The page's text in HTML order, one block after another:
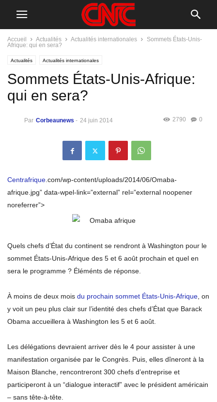
Accueil Actualités Actualités internationales
Sommets États-Unis-
Afrique: qui en sera?
Actualités Actualités internationales
Sommets États-Unis-Afrique:
qui en sera?
Par Corbeaunews - 24 juin 2014 0
2790
Centrafrique.com/wp-content/uploads/2014/06/Omaba-
afrique.jpg” data-wpel-link=”external” rel=”external noopener
noreferrer”>
Quels chefs d’État du continent se rendront à Washington pour le
sommet États-Unis-Afrique des 5 et 6 août prochain et quel en
sera le programme ? Éléménts de réponse.
À moins de deux mois du prochain sommet États-Unis-Afrique, on
y voit un peu plus clair sur l’identité des chefs d’État que Barack
Obama accueillera à Washington les 5 et 6 août.
Les délégations devraient arriver dès le 4 pour assister à une
manifestation organisée par le Congrès. Puis, elles dîneront à la
Maison Blanche, rencontreront 300 chefs d’entreprise et
participeront à un “dialogue interactif” avec le président américain
– sans tête-à-tête.